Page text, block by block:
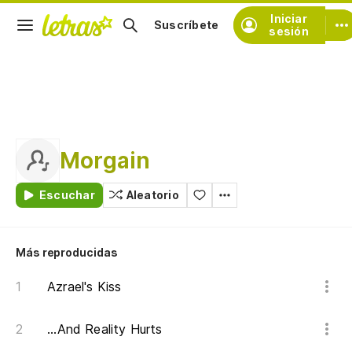
Iniciar
sesión
Suscríbete
Morgain
Escuchar Aleatorio
Más reproducidas
Azrael's Kiss
...And Reality Hurts